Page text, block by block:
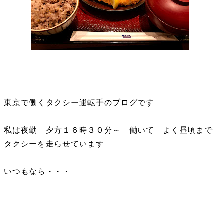
東京で働くタクシー運転手のブログです
私は夜勤 夕方１６時３０分～ 働いて よく昼頃まで
タクシーを走らせています
いつもなら・・・